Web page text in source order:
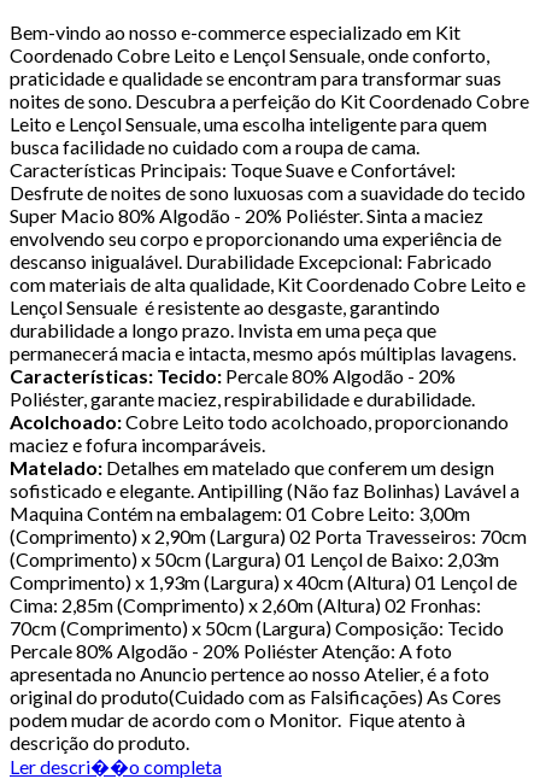
Bem-vindo ao nosso e-commerce especializado em Kit
Coordenado Cobre Leito e Lençol Sensuale, onde conforto,
praticidade e qualidade se encontram para transformar suas
noites de sono. Descubra a perfeição do Kit Coordenado Cobre
Leito e Lençol Sensuale, uma escolha inteligente para quem
busca facilidade no cuidado com a roupa de cama.
Características Principais: Toque Suave e Confortável:
Desfrute de noites de sono luxuosas com a suavidade do tecido
Super Macio 80% Algodão - 20% Poliéster. Sinta a maciez
envolvendo seu corpo e proporcionando uma experiência de
descanso inigualável. Durabilidade Excepcional: Fabricado
com materiais de alta qualidade, Kit Coordenado Cobre Leito e
Lençol Sensuale é resistente ao desgaste, garantindo
durabilidade a longo prazo. Invista em uma peça que
permanecerá macia e intacta, mesmo após múltiplas lavagens.
Características: Tecido: Percale 80% Algodão - 20%
Poliéster, garante maciez, respirabilidade e durabilidade.
Acolchoado:Cobre Leito todo acolchoado, proporcionando
maciez e fofura incomparáveis.
Matelado: Detalhes em matelado que conferem um design
sofisticado e elegante. Antipilling (Não faz Bolinhas) Lavável a
Maquina Contém na embalagem: 01 Cobre Leito: 3,00m
(Comprimento) x 2,90m (Largura) 02 Porta Travesseiros: 70cm
(Comprimento) x 50cm (Largura) 01 Lençol de Baixo: 2,03m
Comprimento) x 1,93m (Largura) x 40cm (Altura) 01 Lençol de
Cima: 2,85m (Comprimento) x 2,60m (Altura) 02 Fronhas:
70cm (Comprimento) x 50cm (Largura) Composição: Tecido
Percale 80% Algodão - 20% Poliéster Atenção: A foto
apresentada no Anuncio pertence ao nosso Atelier, é a foto
original do produto(Cuidado com as Falsificações) As Cores
podem mudar de acordo com o Monitor. Fique atento à
descrição do produto.
Ler descri��o completa